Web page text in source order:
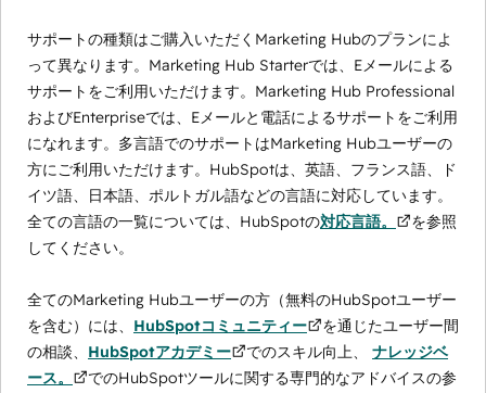
サポートの種類はご購入いただくMarketing Hubのプランによ
って異なります。Marketing Hub Starterでは、Eメールによる
サポートをご利用いただけます。Marketing Hub Professional
およびEnterpriseでは、Eメールと電話によるサポートをご利用
になれます。多言語でのサポートはMarketing Hubユーザーの
方にご利用いただけます。HubSpotは、英語、フランス語、ド
イツ語、日本語、ポルトガル語などの言語に対応しています。
全ての言語の一覧については、HubSpotの対応言語。
を参照
してください。
全てのMarketing Hubユーザーの方（無料のHubSpotユーザー
を含む）には、 HubSpotコミュニティー
を通じたユーザー間
の相談、 HubSpotアカデミー でのスキル向上、 ナレッジベ
ース。
でのHubSpotツールに関する専門的なアドバイスの参